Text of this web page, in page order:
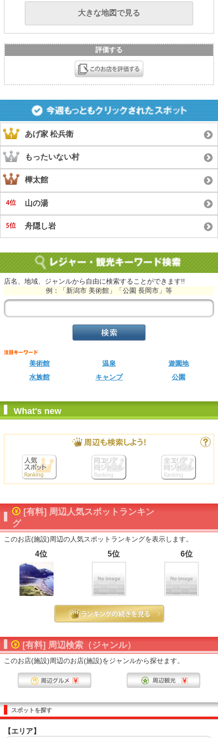
大きな地図で見る
評価する
あげ家 松兵衛
もったいない村
樺太館
山の湯
舟隠し岩
店名、地域、ジャンルから自由に検索することができます!!
例：「新潟市 美術館」「公園 長岡市」等
美術館 温泉
遊園地
水族館
キャンプ 公園
What's new
[有料] 周辺人気スポットランキン
グ
このお店(施設)周辺の人気スポットランキングを表示します。
4位 5位 6位
[有料] 周辺検索（ジャンル）
このお店(施設)周辺のお店(施設)をジャンルから探せます。
スポットを探す
【エリア】